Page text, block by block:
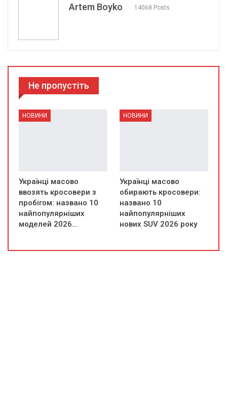
Artem Boyko 14068 Posts
Не пропустіть
НОВИНИ
Українці масово
ввозять кросовери з
пробігом: названо 10
найпопулярніших
моделей 2026…
НОВИНИ
Українці масово
обирають кросовери:
названо 10
найпопулярніших
нових SUV 2026 року